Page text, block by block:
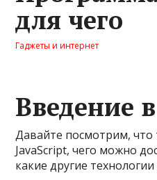
для чего
Гаджеты и интернет
Введение
Давайте посмотрим, что
JavaScript, чего можно
какие другие